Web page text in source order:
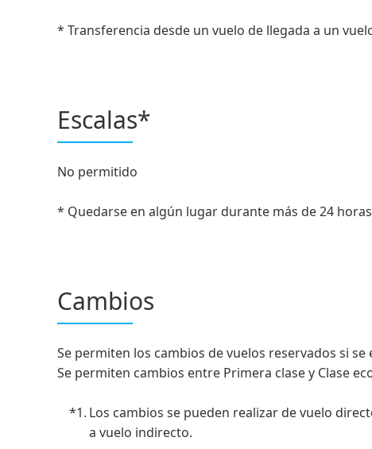
* Transferencia desde un vuelo de llegada a un
Escalas*
No permitido
* Quedarse en algún lugar durante más de 24
Cambios
Se permiten los cambios de vuelos reservados si
Se permiten cambios entre Primera clase y Clase
*1. Los cambios se pueden realizar de vuelo
a vuelo indirecto.